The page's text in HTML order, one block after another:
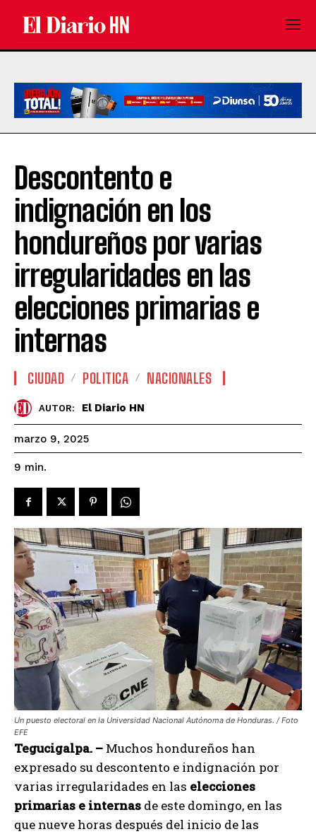
Descontento e
indignación en los
hondureños por varias
irregularidades en las
elecciones primarias e
internas
CIUDAD POLITICA NACIONALES
AUTOR: El Diario HN
marzo 9, 2025
9 min.
Un puesto electoral en la Universidad Nacional Autónoma de Honduras. / Foto
EFE
Tegucigalpa. – Muchos hondureños han
expresado su descontento e indignación por
varias irregularidades en las elecciones
primarias e internas de este domingo, en las
que nueve horas después del inicio de las